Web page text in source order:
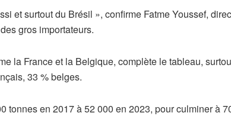
et surtout du Brésil », confirme Fatme Youssef,
gros importateurs.
la France et la Belgique, complète le tableau,
33 % belges.
tonnes en 2017 à 52 000 en 2023, pour culminer à